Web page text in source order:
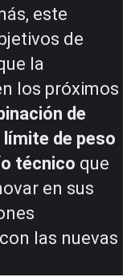
este
de
la
los próximos
de
límite de peso
técnico que
en sus
las nuevas